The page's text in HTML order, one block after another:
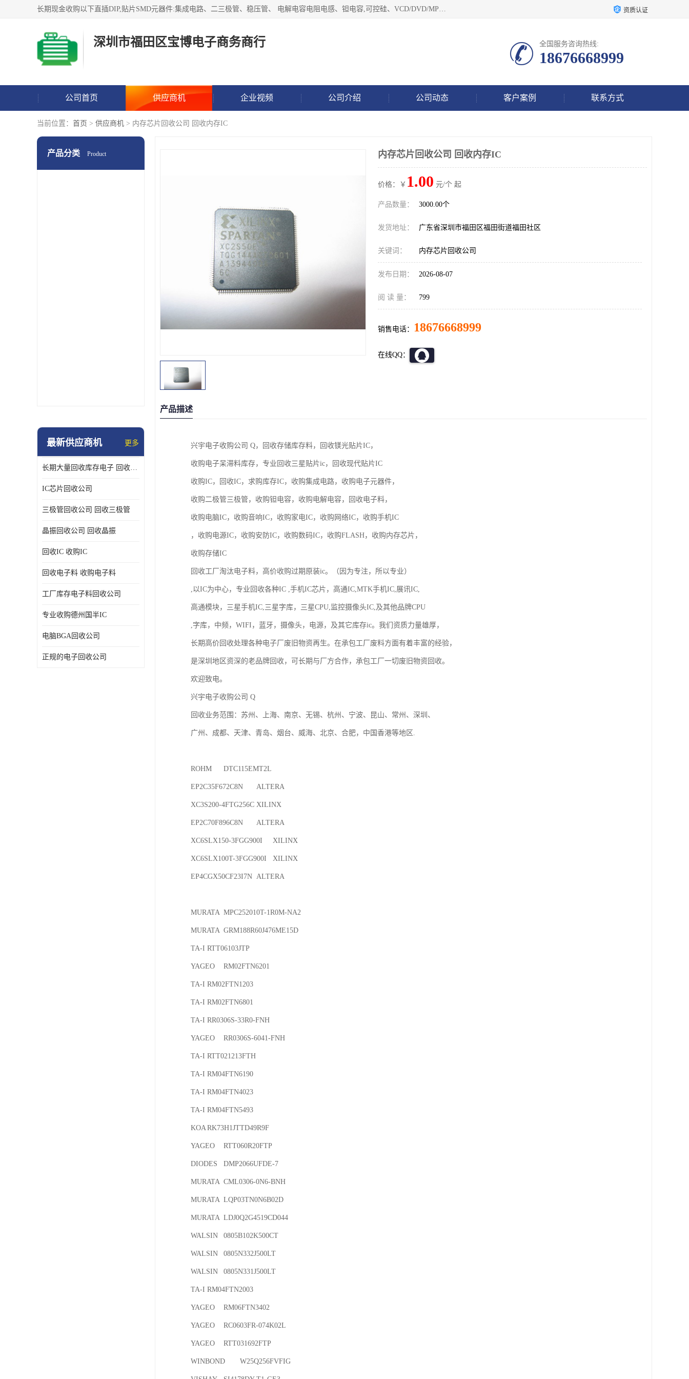
长期现金收购以下直插DIP,贴片SMD元器件:集成电路、二三极管、稳压管、 电解电容电阻电感、钽电容,可控硅、VCD/DVD/MP3激光头、红外发射接收、行管、 BGA芯片,霍尔元件、发光管、晶振,继电器,舌簧管舌簧继电器等各种电子元器件 , 量大量小不限!QQ9 联系电话谢先生 E-mail 资质认证
深圳市福田区宝博电子商务商行 全国服务咨询热线:
18676668999
公司首页 供应商机 企业视频 公司介绍 公司动态 客户案例 联系方式
当前位置： 首页 > 供应商机 > 内存芯片回收公司 回收内存IC
产品分类 Product
最新供应商机 更多
长期大量回收库存电子 回收电子料 回收电子元器件专业公司
IC芯片回收公司
三极管回收公司 回收三极管
晶振回收公司 回收晶振
回收IC 收购IC
回收电子料 收购电子料
工厂库存电子料回收公司
专业收购德州国半IC
电脑BGA回收公司
正规的电子回收公司
内存芯片回收公司 回收内存IC
价格：￥ 1.00 元/个 起
产品数量： 3000.00个
发货地址： 广东省深圳市福田区福田街道福田社区
关键词： 内存芯片回收公司
发布日期： 2026-08-07
阅 读 量： 799
销售电话： 18676668999
在线QQ：
产品描述
兴宇电子收购公司 Q，回收存储库存料，回收镁光贴片IC，
收购电子呆滞料库存，专业回收三星贴片ic，回收现代贴片IC
收购IC，回收IC，求购库存IC，收购集成电路，收购电子元器件，
收购二极管三极管，收购钽电容，收购电解电容，回收电子料，
收购电脑IC，收购音响IC，收购家电IC，收购网络IC，收购手机IC
，收购电源IC，收购安防IC，收购数码IC，收购FLASH，收购内存芯片，
收购存储IC
回收工厂淘汰电子料，高价收购过期原装ic。（因为专注，所以专业）
,以IC为中心，专业回收各种IC ,手机IC芯片，高通IC,MTK手机IC,展讯IC,
高通模块，三星手机IC,三星字库，三星CPU,监控摄像头IC,及其他品牌CPU
,字库，中频，WIFI，蓝牙，摄像头，电源，及其它库存ic。我们资质力量雄厚，
长期高价回收处理各种电子厂废旧物资再生。在承包工厂废料方面有着丰富的经验，
是深圳地区资深的老品牌回收，可长期与厂方合作，承包工厂一切废旧物资回收。
欢迎致电。
兴宇电子收购公司 Q
回收业务范围：苏州、上海、南京、无锡、杭州、宁波、昆山、常州、深圳、
广州、成都、天津、青岛、烟台、威海、北京、合肥，中国香港等地区.
ROHM	DTC115EMT2L
EP2C35F672C8N	ALTERA
XC3S200-4FTG256C	XILINX
EP2C70F896C8N	ALTERA
XC6SLX150-3FGG900I	XILINX
XC6SLX100T-3FGG900I	XILINX
EP4CGX50CF23I7N	ALTERA
MURATA	MPC252010T-1R0M-NA2
MURATA	GRM188R60J476ME15D
TA-I	RTT06103JTP
YAGEO	RM02FTN6201
TA-I	RM02FTN1203
TA-I	RM02FTN6801
TA-I	RR0306S-33R0-FNH
YAGEO	RR0306S-6041-FNH
TA-I	RTT021213FTH
TA-I	RM04FTN6190
TA-I	RM04FTN4023
TA-I	RM04FTN5493
KOA	RK73H1JTTD49R9F
YAGEO	RTT060R20FTP
DIODES	DMP2066UFDE-7
MURATA	CML0306-0N6-BNH
MURATA	LQP03TN0N6B02D
MURATA	LDJ0Q2G4519CD044
WALSIN	0805B102K500CT
WALSIN	0805N332J500LT
WALSIN	0805N331J500LT
TA-I	RM04FTN2003
YAGEO	RM06FTN3402
YAGEO	RC0603FR-074K02L
YAGEO	RTT031692FTP
WINBOND	W25Q256FVFIG